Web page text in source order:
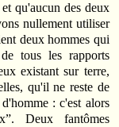
qu'aucun des deux
nullement utiliser
deux hommes qui
tous les rapports
existant sur terre,
qu'il ne reste de
: c'est alors
Deux fantômes